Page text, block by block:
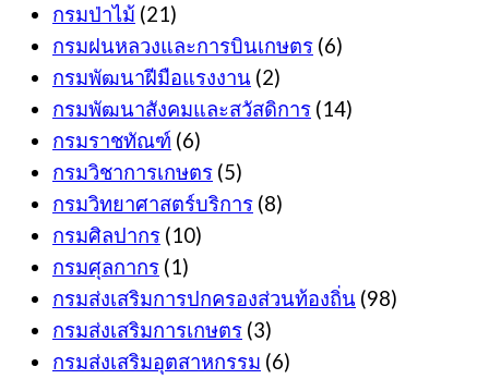
กรมป่าไม้ (21)
กรมฝนหลวงและการบินเกษตร (6)
กรมพัฒนาฝีมือแรงงาน (2)
กรมพัฒนาสังคมและสวัสดิการ (14)
กรมราชทัณฑ์ (6)
กรมวิชาการเกษตร (5)
กรมวิทยาศาสตร์บริการ (8)
กรมศิลปากร (10)
กรมศุลกากร (1)
กรมส่งเสริมการปกครองส่วนท้องถิ่น (98)
กรมส่งเสริมการเกษตร (3)
กรมส่งเสริมอุตสาหกรรม (6)